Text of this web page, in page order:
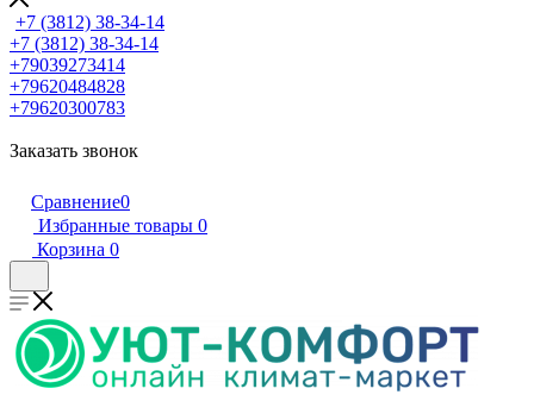
+7 (3812) 38-34-14
+7 (3812) 38-34-14
+79039273414
+79620484828
+79620300783
Заказать звонок
Сравнение0
Избранные товары 0
Корзина 0